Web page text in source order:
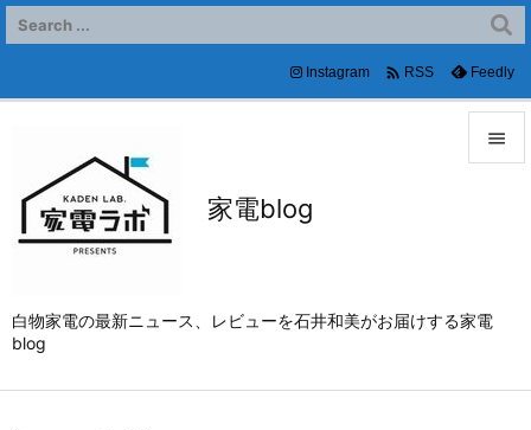
家電blog
白物家電の最新ニュース、レビューを石井和美がお届けする家電
blog


前へ
次へ
Instagram  RSS Feedly